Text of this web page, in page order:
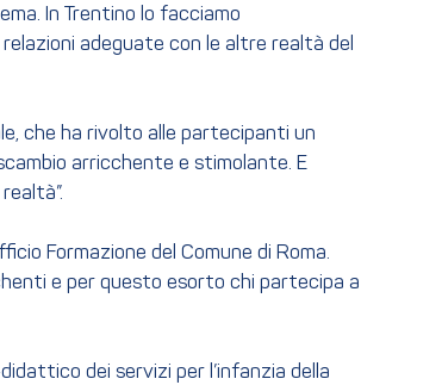
In Trentino lo facciamo
adeguate con le altre realtà del
che ha rivolto alle partecipanti un
arricchente e stimolante. E
Formazione del Comune di Roma.
e per questo esorto chi partecipa a
dei servizi per l’infanzia della